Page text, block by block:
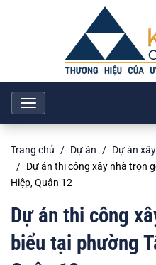
Toggle
navigation
Trang chủ Dự án
Dự án
Dự án thi công xây nhà trọn
Hiệp, Quận 12
Dự án thi công
biểu tại phường